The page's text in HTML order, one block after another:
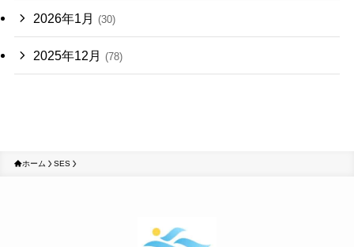
2026年1月 (30)
2025年12月 (78)
ホーム SES